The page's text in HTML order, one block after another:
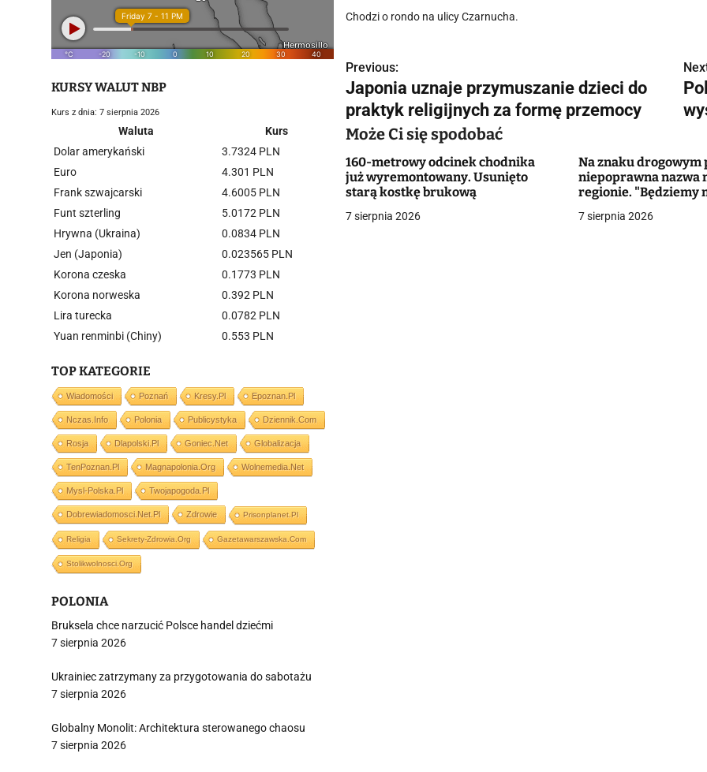
Chodzi o rondo na ulicy Czarnucha.
N
a
w
i
g
a
Previous:
Japonia uznaje przymuszanie dzieci do
praktyk religijnych za formę przemocy
Może Ci się spodobać
160-metrowy odcinek chodnika
już wyremontowany. Usunięto
starą kostkę brukową
7 sierpnia 2026
Na znaku drogowym
niepoprawna nazwa
regionie. "Będziemy
7 sierpnia 2026
KURSY WALUT NBP
Kurs z dnia: 7 sierpnia 2026
Waluta
Kurs
Dolar amerykański
3.7324 PLN
Euro
4.301 PLN
Frank szwajcarski
4.6005 PLN
Funt szterling
5.0172 PLN
Hrywna (Ukraina)
0.0834 PLN
Jen (Japonia)
0.023565 PLN
Korona czeska
0.1773 PLN
Korona norweska
0.392 PLN
Lira turecka
0.0782 PLN
Yuan renminbi (Chiny)
0.553 PLN
TOP KATEGORIE
Wiadomości Poznań Kresy.pl Epoznan.pl
Nczas.info Polonia Publicystyka Dziennik.com
Rosja Dlapolski.pl Goniec.net Globalizacja
TenPoznan.pl Magnapolonia.org Wolnemedia.net
Mysl-Polska.pl Twojapogoda.pl
Dobrewiadomosci.net.pl Zdrowie Prisonplanet.pl
Religia Sekrety-Zdrowia.org Gazetawarszawska.com
Stolikwolnosci.org
POLONIA
Bruksela chce narzucić Polsce handel dziećmi
7 sierpnia 2026
Ukrainiec zatrzymany za przygotowania do sabotażu
7 sierpnia 2026
Globalny Monolit: Architektura sterowanego chaosu
7 sierpnia 2026